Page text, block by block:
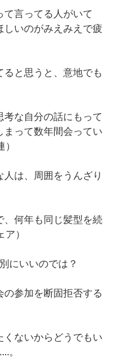
て言ってる人がいて
しいのがみえみえで疲
ると思うと、意地でも
考な自分の話にもって
まって数年間会ってい
は、周囲をうんざり
、何年も同じ髪型を続
）
にいいのでは？
の参加を断固拒否する
くないからどうでもい
。